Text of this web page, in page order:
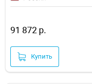
91 872 р.
Купить